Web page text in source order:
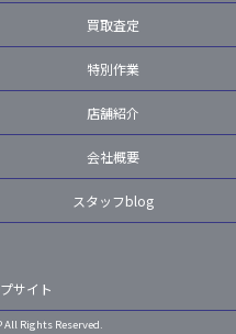
買取査定
特別作業
店舗紹介
会社概要
スタッフblog
サイト
All Rights Reserved.